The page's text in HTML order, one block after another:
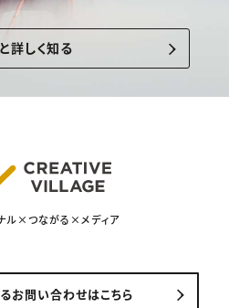
詳しく知る
ル×つながる×メディア
お問い合わせはこちら